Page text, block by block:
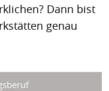
Dann bist
genau